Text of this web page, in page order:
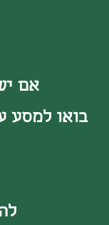
אם
בואו למסע